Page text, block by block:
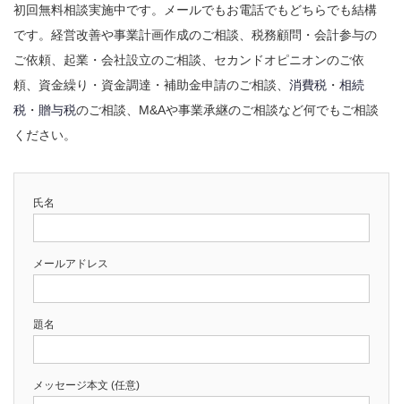
初回無料相談実施中です。メールでもお電話でもどちらでも結構
です。経営改善や事業計画作成のご相談、税務顧問・会計参与の
ご依頼、起業・会社設立のご相談、セカンドオピニオンのご依
頼、資金繰り・資金調達・補助金申請のご相談、 消費税 ・ 相続
税 ・ 贈与税のご相談、M&Aや事業承継のご相談など何でもご相談
ください。
氏名
メールアドレス
題名
メッセージ本文 (任意)